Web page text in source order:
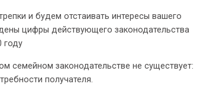
и будем отстаивать интересы вашего
цифры действующего законодательства
году
семейном законодательстве не существует:
получателя.